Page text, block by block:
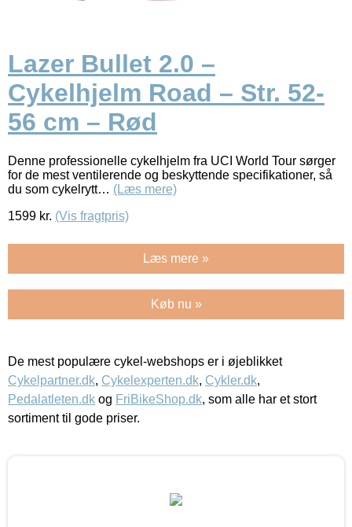
Lazer Bullet 2.0 –
Cykelhjelm Road – Str. 52-
56 cm – Rød
Denne professionelle cykelhjelm fra UCI World Tour sørger
for de mest ventilerende og beskyttende specifikationer, så
du som cykelrytt… (Læs mere)
1599 kr. (Vis fragtpris)
Læs mere »
Køb nu »
De mest populære cykel-webshops er i øjeblikket
Cykelpartner.dk, Cykelexperten.dk, Cykler.dk,
Pedalatleten.dk og FriBikeShop.dk, som alle har et stort
sortiment til gode priser.